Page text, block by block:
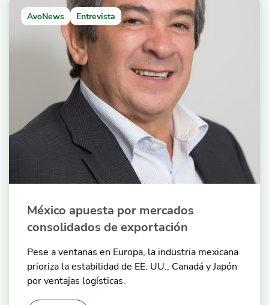
AvoNews Entrevista
México apuesta por mercados
consolidados de exportación
Pese a ventanas en Europa, la industria mexicana
prioriza la estabilidad de EE. UU., Canadá y Japón
por ventajas logísticas.